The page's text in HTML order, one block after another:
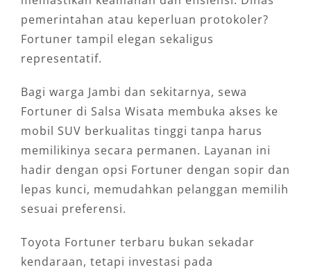
pemerintahan atau keperluan protokoler?
Fortuner tampil elegan sekaligus
representatif.
Bagi warga Jambi dan sekitarnya, sewa
Fortuner di Salsa Wisata membuka akses ke
mobil SUV berkualitas tinggi tanpa harus
memilikinya secara permanen. Layanan ini
hadir dengan opsi Fortuner dengan sopir dan
lepas kunci, memudahkan pelanggan memilih
sesuai preferensi.
Toyota Fortuner terbaru bukan sekadar
kendaraan, tetapi investasi pada